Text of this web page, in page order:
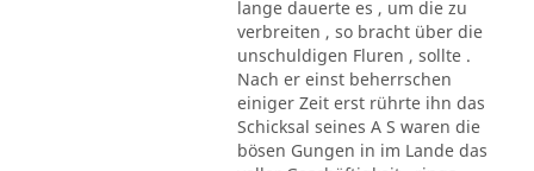
lange dauerte es , um die zu
verbreiten , so bracht über die
unschuldigen Fluren , sollte .
Nach er einst beherrschen
einiger Zeit erst rührte ihn das
Schicksal seines A S waren die
bösen Gungen in im Lande das